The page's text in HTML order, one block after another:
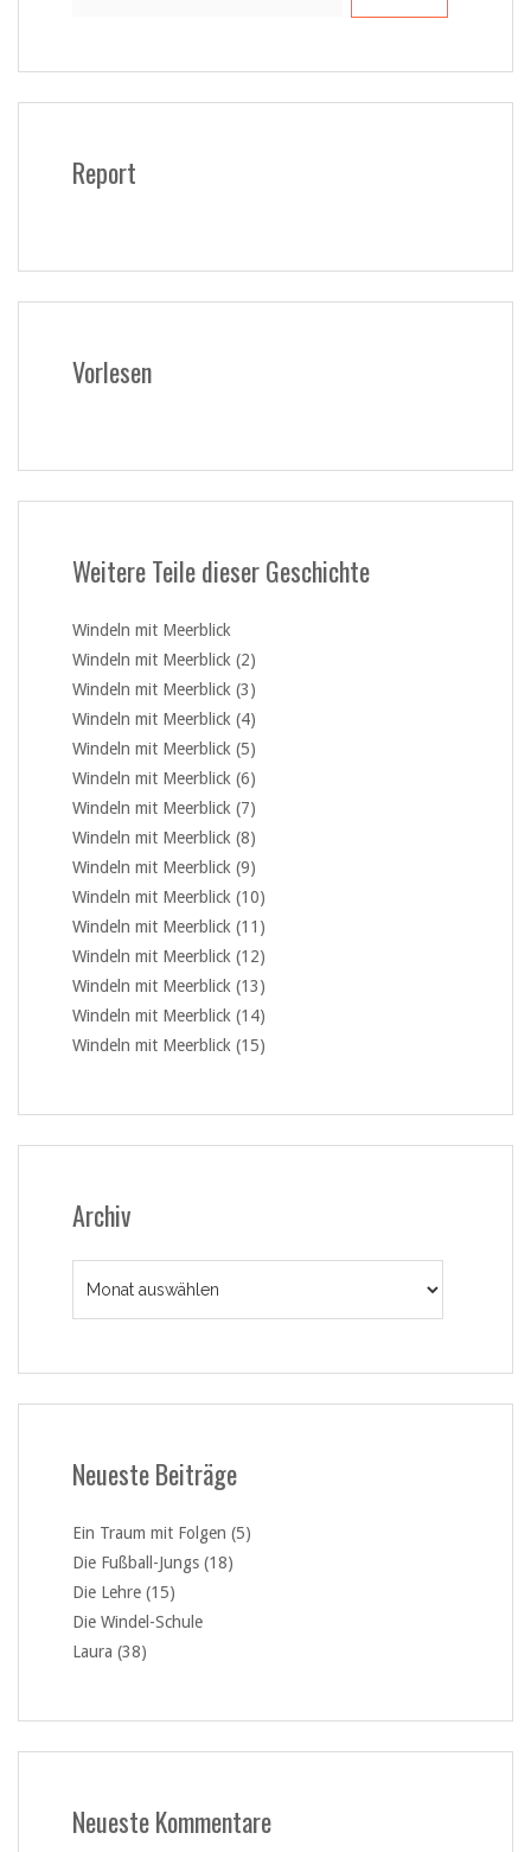
Report
Vorlesen
Weitere Teile dieser Geschichte
Windeln mit Meerblick
Windeln mit Meerblick (2)
Windeln mit Meerblick (3)
Windeln mit Meerblick (4)
Windeln mit Meerblick (5)
Windeln mit Meerblick (6)
Windeln mit Meerblick (7)
Windeln mit Meerblick (8)
Windeln mit Meerblick (9)
Windeln mit Meerblick (10)
Windeln mit Meerblick (11)
Windeln mit Meerblick (12)
Windeln mit Meerblick (13)
Windeln mit Meerblick (14)
Windeln mit Meerblick (15)
Archiv
Neueste Beiträge
Ein Traum mit Folgen (5)
Die Fußball-Jungs (18)
Die Lehre (15)
Die Windel-Schule
Laura (38)
Neueste Kommentare